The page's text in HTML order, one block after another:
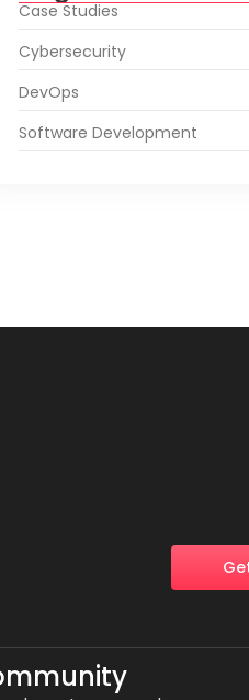
Case Studies
Cybersecurity
DevOps
Software Development